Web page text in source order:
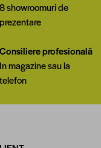
8 showroomuri de
prezentare
Consiliere profesională
In magazine sau la
telefon